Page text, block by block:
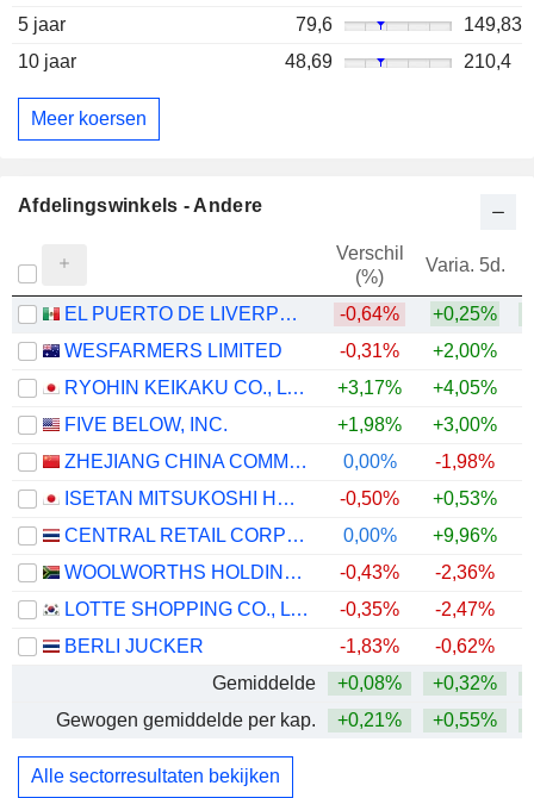
5 jaar
79,6
149,83
10 jaar
48,69 210,4
Meer koersen
Afdelingswinkels - Andere
Verschil
(%)
Varia. 5d.
EL PUERTO DE LIVERPOOL, S.A.B. DE C.V. -0,64% +0,25%
WESFARMERS LIMITED
-0,31% +2,00%
RYOHIN KEIKAKU CO., LTD.
+3,17% +4,05%
FIVE BELOW, INC.
+1,98% +3,00%
ZHEJIANG CHINA COMMODITIES CITY GROUP CO., LTD.
0,00% -1,98%
ISETAN MITSUKOSHI HOLDINGS LTD.
-0,50% +0,53%
CENTRAL RETAIL CORPORATION
0,00% +9,96%
WOOLWORTHS HOLDINGS LIMITED
-0,43% -2,36%
LOTTE SHOPPING CO., LTD.
-0,35% -2,47%
BERLI JUCKER
-1,83% -0,62%
Gemiddelde
+0,08% +0,32%
Gewogen gemiddelde per kap.
+0,21% +0,55%
Alle sectorresultaten bekijken